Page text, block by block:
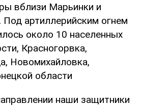
вблизи Марьинки и
артиллерийским огнем
около 10 населенных
Красногорвка,
Новомихайловка,
области
наши защитники